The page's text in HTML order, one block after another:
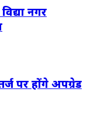
नगर
पर होंगे अपग्रेड